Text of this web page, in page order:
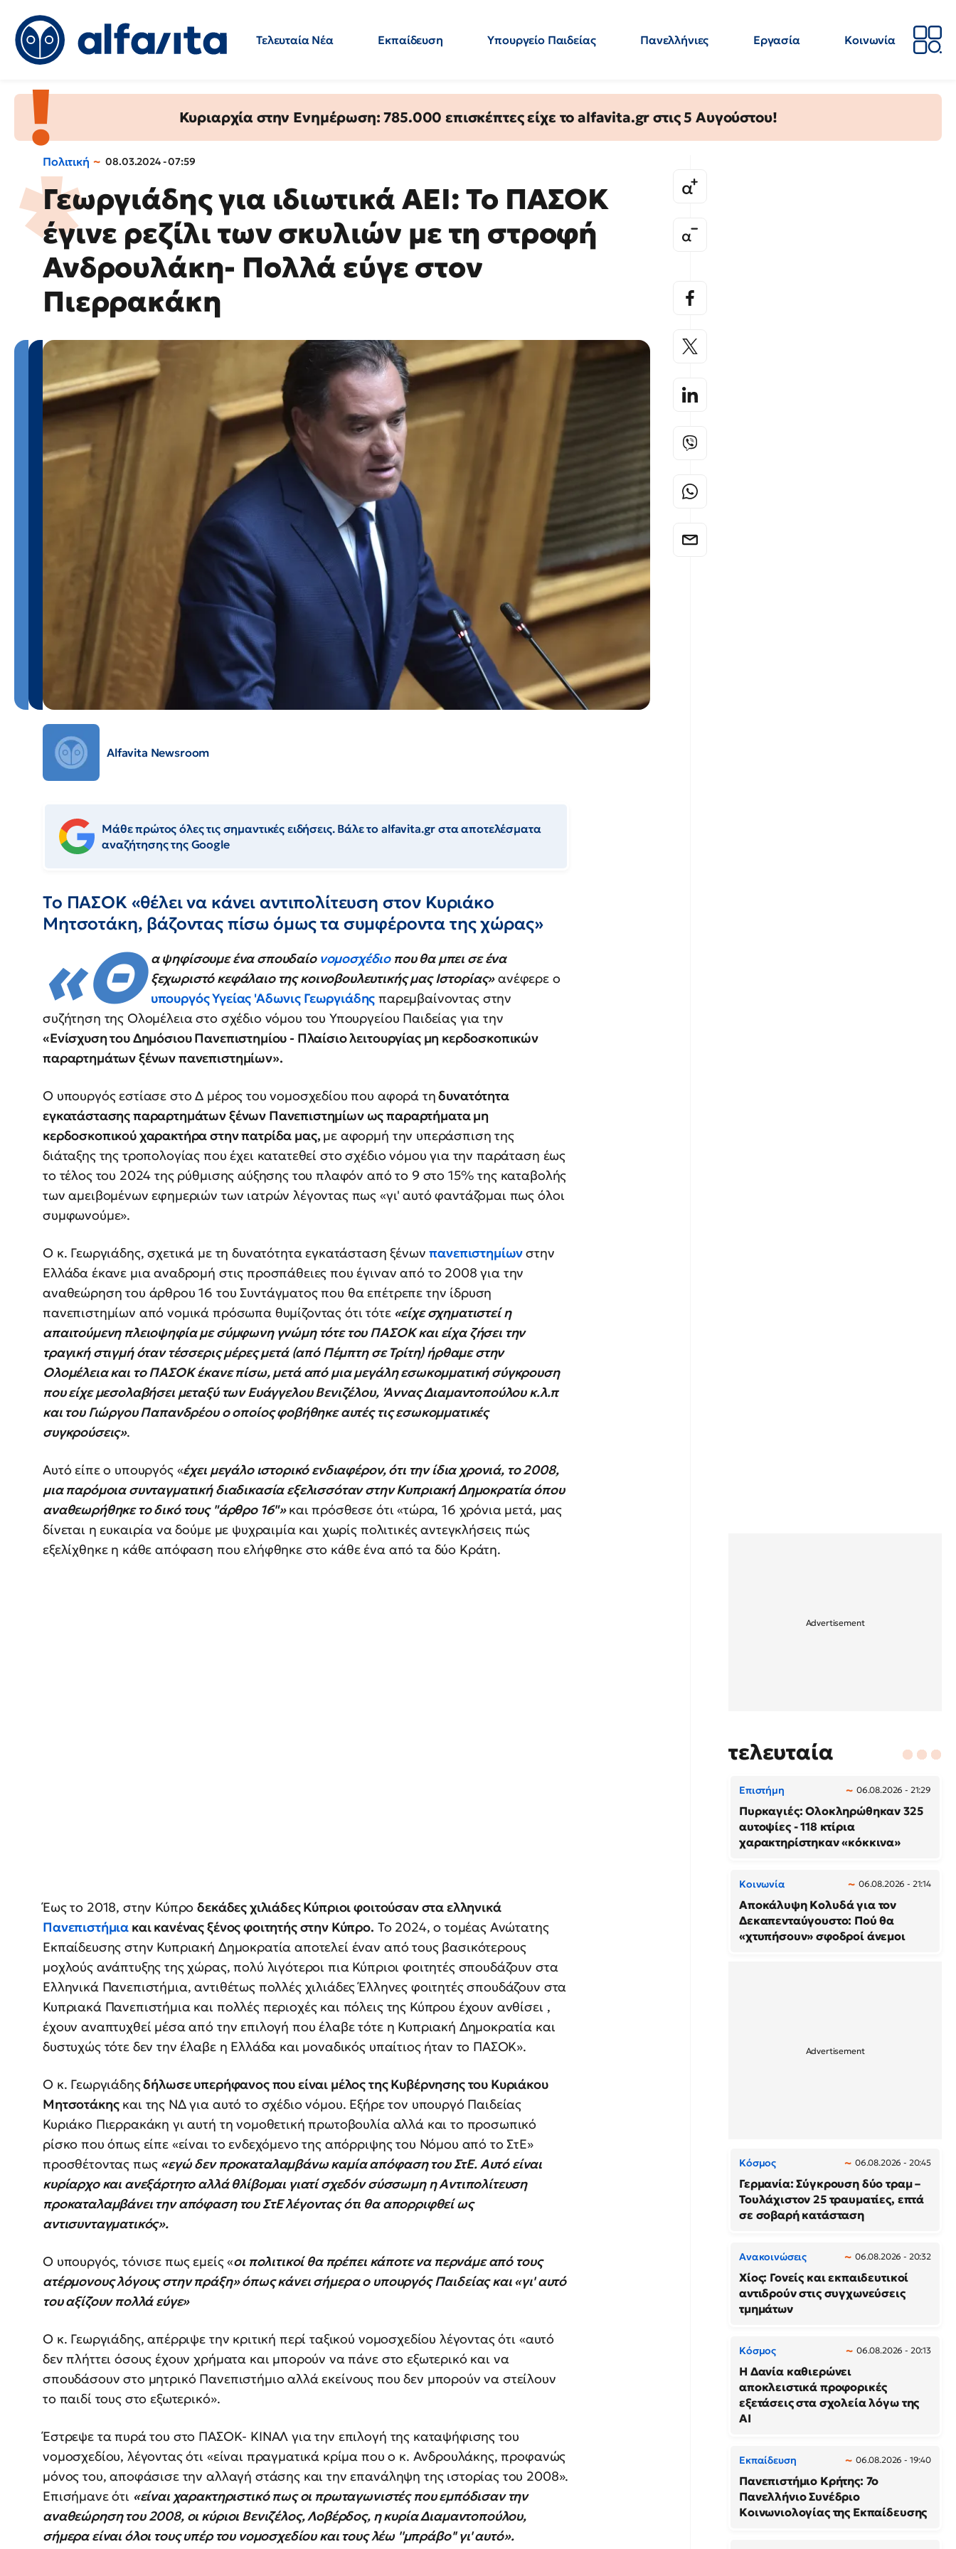
Τελευταία Νέα Εκπαίδευση Υπουργείο Παιδείας Πανελλήνιες Εργασία
Κοινωνία
Κυριαρχία στην Ενημέρωση: 785.000 επισκέπτες είχε το alfavita.gr στις 5 Αυγούστου!
Πολιτική 08.03.2024 - 07:59
Γεωργιάδης για ιδιωτικά ΑΕΙ: Το ΠΑΣΟΚ
έγινε ρεζίλι των σκυλιών με τη στροφή
Ανδρουλάκη- Πολλά εύγε στον
Πιερρακάκη
Alfavita Newsroom
Μάθε πρώτος όλες τις σημαντικές ειδήσεις. Βάλε το alfavita.gr στα αποτελέσματα
αναζήτησης της Google
Το ΠΑΣΟΚ «θέλει να κάνει αντιπολίτευση στον Κυριάκο
Μητσοτάκη, βάζοντας πίσω όμως τα συμφέροντα της χώρας»
«Θ α ψηφίσουμε ένα σπουδαίο νομοσχέδιο που θα μπει σε ένα
ξεχωριστό κεφάλαιο της κοινοβουλευτικής μας Ιστορίας»ανέφερε ο
υπουργός Υγείας 'Αδωνις Γεωργιάδης παρεμβαίνοντας στην
συζήτηση της Ολομέλεια στο σχέδιο νόμου του Υπουργείου Παιδείας για την
«Ενίσχυση του Δημόσιου Πανεπιστημίου - Πλαίσιο λειτουργίας μη κερδοσκοπικών
παραρτημάτων ξένων πανεπιστημίων».
Ο υπουργός εστίασε στο Δ μέρος του νομοσχεδίου που αφορά τηδυνατότητα
εγκατάστασης παραρτημάτων ξένων Πανεπιστημίων ως παραρτήματα μη
κερδοσκοπικού χαρακτήρα στην πατρίδα μας, με αφορμή την υπεράσπιση της
διάταξης της τροπολογίας που έχει κατατεθεί στο σχέδιο νόμου για την παράταση έως
το τέλος του 2024 της ρύθμισης αύξησης του πλαφόν από το 9 στο 15% της καταβολής
των αμειβομένων εφημεριών των ιατρών λέγοντας πως «γι' αυτό φαντάζομαι πως όλοι
συμφωνούμε».
Ο κ. Γεωργιάδης, σχετικά με τη δυνατότητα εγκατάσταση ξένωνπανεπιστημίωνστην
Ελλάδα έκανε μια αναδρομή στις προσπάθειες που έγιναν από το 2008 για την
αναθεώρηση του άρθρου 16 του Συντάγματος που θα επέτρεπε την ίδρυση
πανεπιστημίων από νομικά πρόσωπα θυμίζοντας ότι τότε«είχε σχηματιστεί η
απαιτούμενη πλειοψηφία με σύμφωνη γνώμη τότε του ΠΑΣΟΚ και είχα ζήσει την
τραγική στιγμή όταν τέσσερις μέρες μετά (από Πέμπτη σε Τρίτη) ήρθαμε στην
Ολομέλεια και το ΠΑΣΟΚ έκανε πίσω, μετά από μια μεγάλη εσωκομματική σύγκρουση
που είχε μεσολαβήσει μεταξύ των Ευάγγελου Βενιζέλου, 'Αννας Διαμαντοπούλου κ.λ.π
και του Γιώργου Παπανδρέου ο οποίος φοβήθηκε αυτές τις εσωκομματικές
συγκρούσεις».
Αυτό είπε ο υπουργός «έχει μεγάλο ιστορικό ενδιαφέρον, ότι την ίδια χρονιά, το 2008,
μια παρόμοια συνταγματική διαδικασία εξελισσόταν στην Κυπριακή Δημοκρατία όπου
αναθεωρήθηκε το δικό τους "άρθρο 16"»και πρόσθεσε ότι «τώρα, 16 χρόνια μετά, μας
δίνεται η ευκαιρία να δούμε με ψυχραιμία και χωρίς πολιτικές αντεγκλήσεις πώς
εξελίχθηκε η κάθε απόφαση που ελήφθηκε στο κάθε ένα από τα δύο Κράτη.
Έως το 2018, στην Κύπροδεκάδες χιλιάδες Κύπριοι φοιτούσαν στα ελληνικά
Πανεπιστήμια και κανένας ξένος φοιτητής στην Κύπρο. Το 2024, ο τομέας Ανώτατης
Εκπαίδευσης στην Κυπριακή Δημοκρατία αποτελεί έναν από τους βασικότερους
μοχλούς ανάπτυξης της χώρας, πολύ λιγότεροι πια Κύπριοι φοιτητές σπουδάζουν στα
Ελληνικά Πανεπιστήμια, αντιθέτως πολλές χιλιάδες Έλληνες φοιτητές σπουδάζουν στα
Κυπριακά Πανεπιστήμια και πολλές περιοχές και πόλεις της Κύπρου έχουν ανθίσει ,
έχουν αναπτυχθεί μέσα από την επιλογή που έλαβε τότε η Κυπριακή Δημοκρατία και
δυστυχώς τότε δεν την έλαβε η Ελλάδα και μοναδικός υπαίτιος ήταν το ΠΑΣΟΚ».
Ο κ. Γεωργιάδηςδήλωσε υπερήφανος που είναι μέλος της Κυβέρνησης του Κυριάκου
Μητσοτάκηςκαι της ΝΔ για αυτό το σχέδιο νόμου. Εξήρε τον υπουργό Παιδείας
Κυριάκο Πιερρακάκη γι αυτή τη νομοθετική πρωτοβουλία αλλά και το προσωπικό
ρίσκο που όπως είπε «είναι το ενδεχόμενο της απόρριψης του Νόμου από το ΣτΕ»
προσθέτοντας πως «εγώ δεν προκαταλαμβάνω καμία απόφαση του ΣτΕ. Αυτό είναι
κυρίαρχο και ανεξάρτητο αλλά θλίβομαι γιατί σχεδόν σύσσωμη η Αντιπολίτευση
προκαταλαμβάνει την απόφαση του ΣτΕ λέγοντας ότι θα απορριφθεί ως
αντισυνταγματικός».
Ο υπουργός, τόνισε πως εμείς «οι πολιτικοί θα πρέπει κάποτε να περνάμε από τους
ατέρμονους λόγους στην πράξη» όπως κάνει σήμερα ο υπουργός Παιδείας και «γι' αυτό
του αξίζουν πολλά εύγε»
Ο κ. Γεωργιάδης, απέρριψε την κριτική περί ταξικού νομοσχεδίου λέγοντας ότι «αυτό
δεν πλήττει όσους έχουν χρήματα και μπορούν να πάνε στο εξωτερικό και να
σπουδάσουν στο μητρικό Πανεπιστήμιο αλλά εκείνους που δεν μπορούν να στείλουν
το παιδί τους στο εξωτερικό».
Έστρεψε τα πυρά του στο ΠΑΣΟΚ- ΚΙΝΑΛ για την επιλογή της καταψήφισης του
νομοσχεδίου, λέγοντας ότι «είναι πραγματικά κρίμα που ο κ. Ανδρουλάκης, προφανώς
μόνος του, αποφάσισε την αλλαγή στάσης και την επανάληψη της ιστορίας του 2008».
Επισήμανε ότι «είναι χαρακτηριστικό πως οι πρωταγωνιστές που εμπόδισαν την
αναθεώρηση του 2008, οι κύριοι Βενιζέλος, Λοβέρδος, η κυρία Διαμαντοπούλου,
σήμερα είναι όλοι τους υπέρ του νομοσχεδίου και τους λέω ''μπράβο'' γι' αυτό».
τελευταία
Επιστήμη 06.08.2026 - 21:29
Πυρκαγιές: Ολοκληρώθηκαν 325
αυτοψίες - 118 κτίρια
χαρακτηρίστηκαν «κόκκινα»
Κοινωνία 06.08.2026 - 21:14
Αποκάλυψη Κολυδά για τον
Δεκαπενταύγουστο: Πού θα
«χτυπήσουν» σφοδροί άνεμοι
Κόσμος 06.08.2026 - 20:45
Γερμανία: Σύγκρουση δύο τραμ –
Τουλάχιστον 25 τραυματίες, επτά
σε σοβαρή κατάσταση
Ανακοινώσεις 06.08.2026 - 20:32
Χίος: Γονείς και εκπαιδευτικοί
αντιδρούν στις συγχωνεύσεις
τμημάτων
Κόσμος 06.08.2026 - 20:13
Η Δανία καθιερώνει
αποκλειστικά προφορικές
εξετάσεις στα σχολεία λόγω της
AI
Εκπαίδευση 06.08.2026 - 19:40
Πανεπιστήμιο Κρήτης: 7ο
Πανελλήνιο Συνέδριο
Κοινωνιολογίας της Εκπαίδευσης